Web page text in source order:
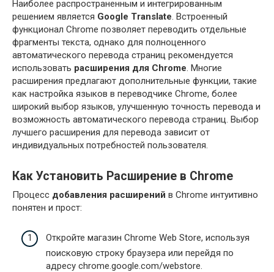
Наиболее распространенным и интегрированным
решением является Google Translate. Встроенный
функционал Chrome позволяет переводить отдельные
фрагменты текста, однако для полноценного
автоматического перевода страниц рекомендуется
использовать расширения для Chrome. Многие
расширения предлагают дополнительные функции, такие
как настройка языков в переводчике Chrome, более
широкий выбор языков, улучшенную точность перевода и
возможность автоматического перевода страниц. Выбор
лучшего расширения для перевода зависит от
индивидуальных потребностей пользователя.
Как Установить Расширение в Chrome
Процесс добавления расширений в Chrome интуитивно
понятен и прост:
Откройте магазин Chrome Web Store, используя
поисковую строку браузера или перейдя по
адресу chrome.google.com/webstore.